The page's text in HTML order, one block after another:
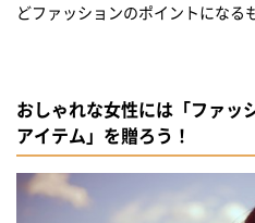
おしゃれな女性には「ファッ
アイテム」を贈ろう！